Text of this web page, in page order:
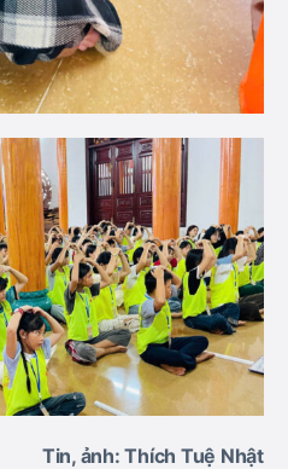
Tin, ảnh: Thích Tuệ Nhật